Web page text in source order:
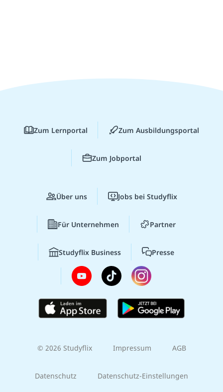
Zum Lernportal Zum Ausbildungsportal
Zum Jobportal
Über uns Jobs bei Studyflix
Für Unternehmen Partner
Studyflix Business Presse
© 2026 Studyflix Impressum AGB
Datenschutz Datenschutz-Einstellungen